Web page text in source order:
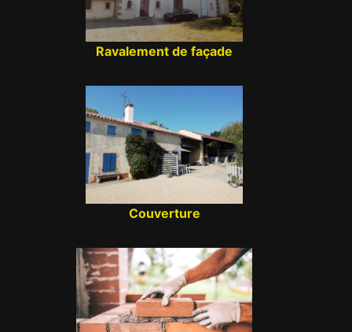
Ravalement de façade
Couverture